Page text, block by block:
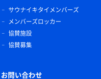
サウナイキタイメンバーズ
メンバーズロッカー
協賛施設
協賛募集
お問い合わせ